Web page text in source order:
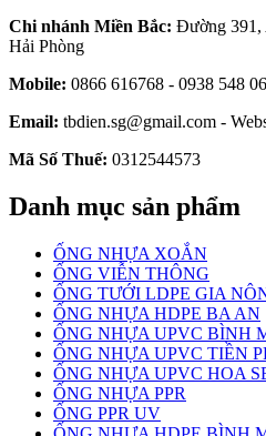
Chi nhánh Miền Bắc: Đường 391,
Hải Phòng
Mobile: 0866 616768 - 0938 548
Email: tbdien.sg@gmail.com -
Mã Số Thuế: 0312544573
Danh mục sản phẩm
ỐNG NHỰA XOẮN
ỐNG VIỄN THÔNG
ỐNG TƯỚI LDPE GIA
ỐNG NHỰA HDPE BA AN
ỐNG NHỰA UPVC BÌNH
ỐNG NHỰA UPVC TIỀN
ỐNG NHỰA UPVC HOA
ỐNG NHỰA PPR
ỐNG PPR UV